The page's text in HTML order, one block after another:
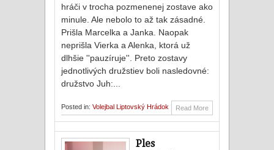
hráči v trocha pozmenenej zostave ako
minule. Ale nebolo to až tak zásadné.
Prišla Marcelka a Janka. Naopak
neprišla Vierka a Alenka, ktorá už
dlhšie ''pauzíruje''. Preto zostavy
jednotlivých družstiev boli nasledovné:
družstvo Juh:...
Posted in: Volejbal Liptovský Hrádok Read More
Ples